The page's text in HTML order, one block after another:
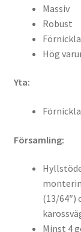
Massiv
Robust
Hög
Yta:
Församling:
(13/64″)
Minst 4